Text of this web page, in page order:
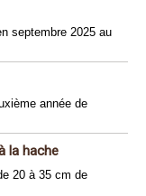
septembre 2025 au
année de
la hache
20 à 35 cm de